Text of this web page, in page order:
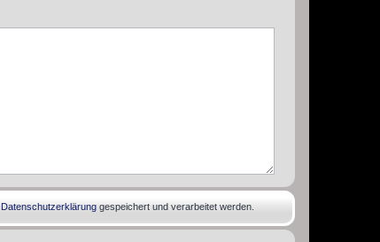
Datenschutzerklärung gespeichert und verarbeitet werden.